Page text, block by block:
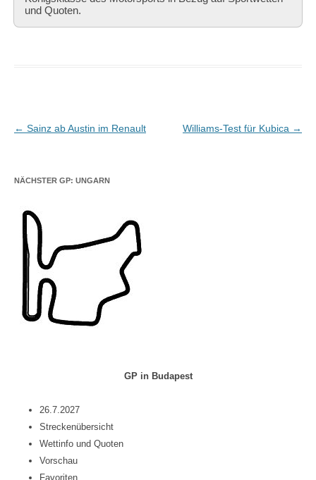
und Quoten.
Beitragsnavigation
← Sainz ab Austin im Renault Williams-Test für Kubica →
NÄCHSTER GP: UNGARN
GP in Budapest
26.7.2027
Streckenübersicht
Wettinfo und Quoten
Vorschau
Favoriten